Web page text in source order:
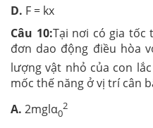
D. F = kx
Câu 10:Tại nơi có gia tốc
đơn dao động điều hòa
lượng vật nhỏ của con
mốc thế năng ở vị trí cân
A. 2mglα0
2